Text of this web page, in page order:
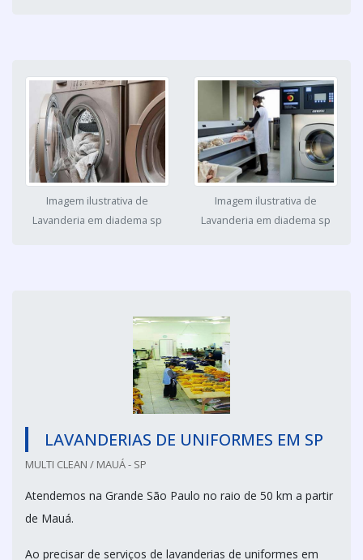
Imagem ilustrativa de
Lavanderia em diadema sp
Imagem ilustrativa de
Lavanderia em diadema sp
LAVANDERIAS DE UNIFORMES EM SP
MULTI CLEAN / MAUÁ - SP
Atendemos na Grande São Paulo no raio de 50 km a partir
de Mauá.
Ao precisar de serviços de lavanderias de uniformes em